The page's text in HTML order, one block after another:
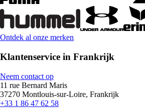
Ontdek al onze merken
Klantenservice in Frankrijk
Neem contact op
11 rue Bernard Maris
37270 Montlouis-sur-Loire, Frankrijk
+33 1 86 47 62 58